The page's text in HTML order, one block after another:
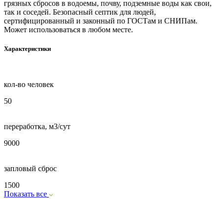
грязных сбросов в водоемы, почву, подземные воды как свои,
так и соседей. Безопасный септик для людей,
сертифицированный и законный по ГОСТам и СНИПам.
Может использоваться в любом месте.
Характеристики
кол-во человек
50
переработка, м3/сут
9000
запловый сброс
1500
Показать все